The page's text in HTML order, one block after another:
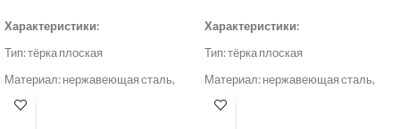
Характеристики:
Тип: тёрка плоская
Материал: нержавеющая сталь,
пластик
Характеристики:
Тип: тёрка плоская
Материал: нержавеющая сталь,
пластик